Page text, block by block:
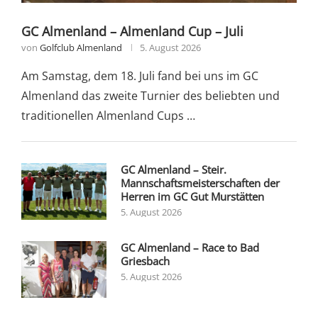
GC Almenland – Almenland Cup – Juli
von Golfclub Almenland 5. August 2026
Am Samstag, dem 18. Juli fand bei uns im GC
Almenland das zweite Turnier des beliebten und
traditionellen Almenland Cups …
GC Almenland – Steir.
Mannschaftsmeisterschaften der
Herren im GC Gut Murstätten
5. August 2026
GC Almenland – Race to Bad
Griesbach
5. August 2026